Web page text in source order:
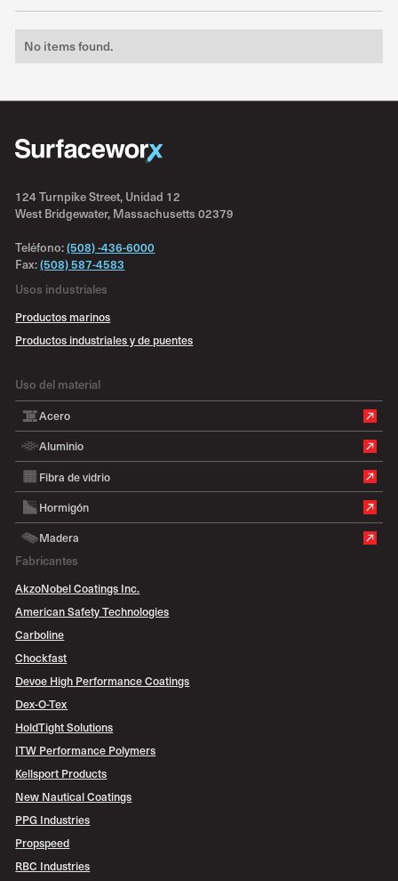
No items found.
124 Turnpike Street, Unidad 12
West Bridgewater, Massachusetts 02379
Teléfono:(508) -436-6000
Fax:(508) 587-4583
Usos industriales
Productos marinos
Productos industriales y de puentes
Uso del material
Acero
Aluminio
Fibra de vidrio
Hormigón
Madera
Fabricantes
AkzoNobel Coatings Inc.
American Safety Technologies
Carboline
Chockfast
Devoe High Performance Coatings
Dex-O-Tex
HoldTight Solutions
ITW Performance Polymers
Kellsport Products
New Nautical Coatings
PPG Industries
Propspeed
RBC Industries